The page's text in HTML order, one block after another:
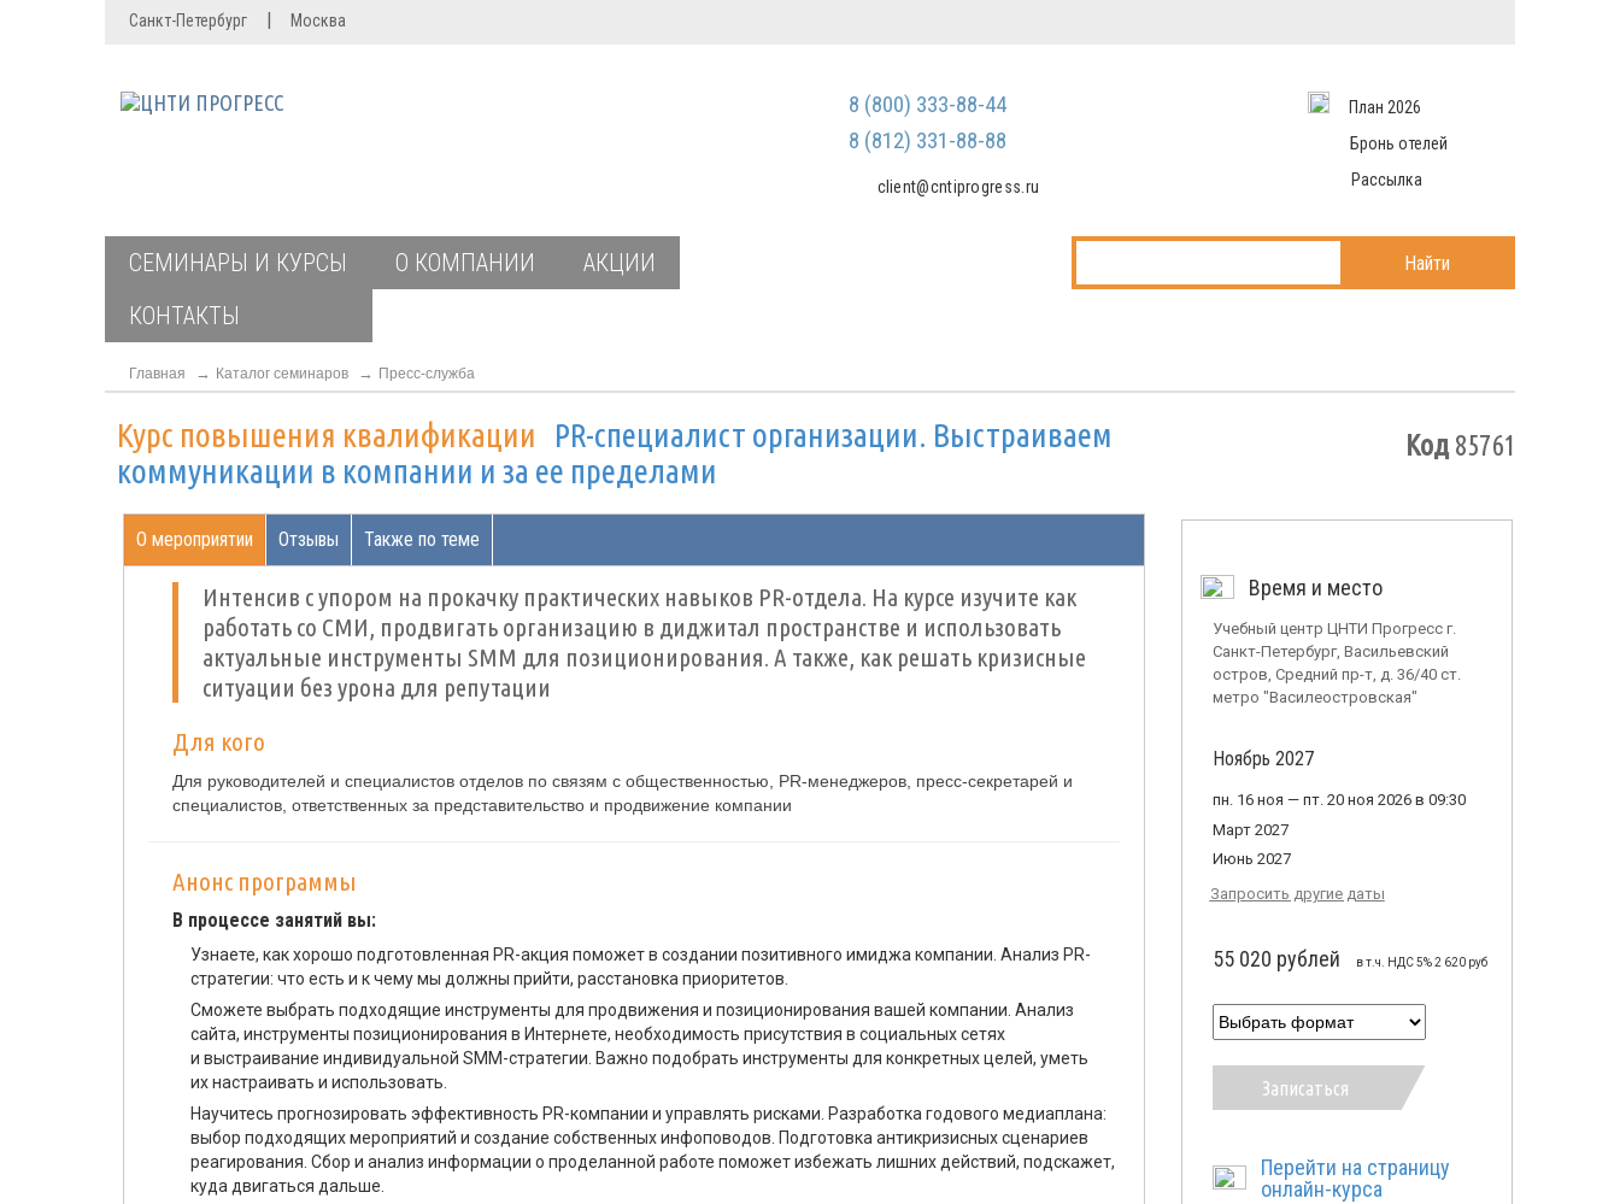
Мы не передаем ваши данные
спам
Запомнить меня
Войти в кабинет
Санкт-Петербург | Москва
8 (800) 333-88-44
8 (812) 331-88-88
client@cntiprogress.ru
План 2026
Бронь отелей
Рассылка
СЕМИНАРЫ И КУРСЫ О КОМПАНИИ
АКЦИИ
КОНТАКТЫ
Найти
Главная Каталог семинаров Пресс-служба
Курс повышения квалификации
PR-специалист организации. Выстраиваем
коммуникации в компании и за ее пределами
Код85761
О мероприятии Отзывы Также по теме
Интенсив с упором на прокачку практических навыков PR-отдела. На курсе изучите как
работать со СМИ, продвигать организацию в диджитал пространстве и использовать
актуальные инструменты SMM для позиционирования. А также, как решать кризисные
ситуации без урона для репутации
Для кого
Для руководителей и специалистов отделов по связям с общественностью, PR-менеджеров, пресс-секретарей и
специалистов, ответственных за представительство и продвижение компании
Анонс программы
В процессе занятий вы:
Узнаете, как хорошо подготовленная PR-акция поможет в создании позитивного имиджа компании. Анализ PR-
стратегии: что есть и к чему мы должны прийти, расстановка приоритетов.
Cможете выбрать подходящие инструменты для продвижения и позиционирования вашей компании. Анализ
сайта, инструменты позиционирования в Интернете, необходимость присутствия в социальных сетях
и выстраивание индивидуальной SMM-стратегии. Важно подобрать инструменты для конкретных целей, уметь
их настраивать и использовать.
Научитесь прогнозировать эффективность PR-компании и управлять рисками. Разработка годового медиаплана:
выбор подходящих мероприятий и создание собственных инфоповодов. Подготовка антикризисных сценариев
реагирования. Сбор и анализ информации о проделанной работе поможет избежать лишних действий, подскажет,
куда двигаться дальше.
Время и место
Учебный центр ЦНТИ Прогресс г.
Санкт-Петербург, Васильевский
остров, Средний пр-т, д. 36/40 ст.
метро "Василеостровская"
Ноябрь 2027
пн. 16 ноя — пт. 20 ноя 2026 в 09:30
Март 2027
Июнь 2027
Запросить другие даты
55 020 рублей в т.ч. НДС 5% 2 620 руб
Записаться
Перейти на страницу
онлайн-курса